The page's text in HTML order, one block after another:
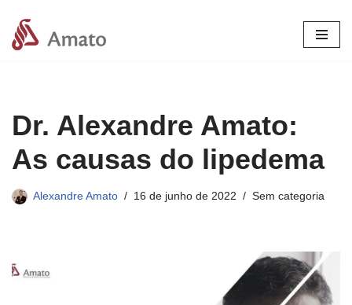
Pular
Dr. Alexandre Amato:
As causas do lipedema
Alexandre Amato 16 de junho de 2022 Sem categoria